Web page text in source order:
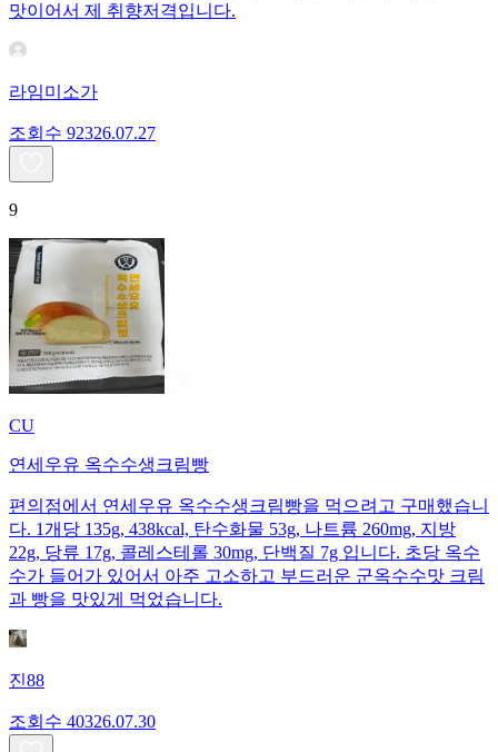
맛이어서 제 취향저격입니다.
라임미소가
조회수 92326.07.27
9
CU
연세우유 옥수수생크림빵
편의점에서 연세우유 옥수수생크림빵을 먹으려고 구매했습니
다. 1개당 135g, 438kcal, 탄수화물 53g, 나트륨 260mg, 지방
22g, 당류 17g, 콜레스테롤 30mg, 단백질 7g 입니다. 초당 옥수
수가 들어가 있어서 아주 고소하고 부드러운 군옥수수맛 크림
과 빵을 맛있게 먹었습니다.
진88
조회수 40326.07.30